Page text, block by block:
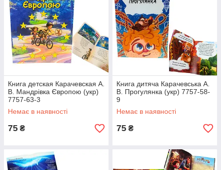
Книга детская Карачевская А.
В. Мандрівка Європою (укр)
7757-63-3
Немає в наявності
75 ₴
Книга дитяча Карачевська А.
В. Прогулянка (укр) 7757-58-
9
Немає в наявності
75 ₴